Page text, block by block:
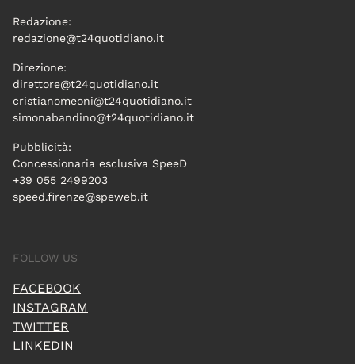
Redazione:
redazione@t24quotidiano.it
Direzione:
direttore@t24quotidiano.it
cristianomeoni@t24quotidiano.it
simonabandino@t24quotidiano.it
Pubblicità:
Concessionaria esclusiva SpeeD
+39 055 2499203
speed.firenze@speweb.it
FOLLOW US
FACEBOOK
INSTAGRAM
TWITTER
LINKEDIN